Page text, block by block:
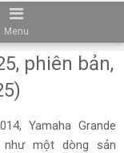
Menu
phiên bản,
Yamaha Grande
một dòng sản